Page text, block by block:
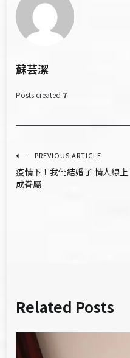
蘇芸潔
Posts created 7
文
章
PREVIOUS ARTICLE
疫情下！我們結婚了 情人線上
成眷屬
Related Posts